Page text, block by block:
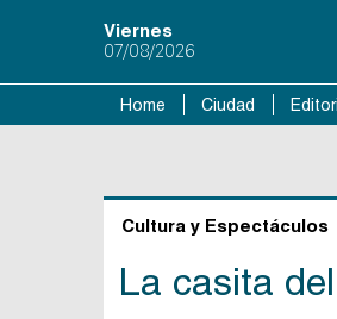
Viernes
07/08/2026
Home Ciudad
Cultura y Espectáculos
La casita